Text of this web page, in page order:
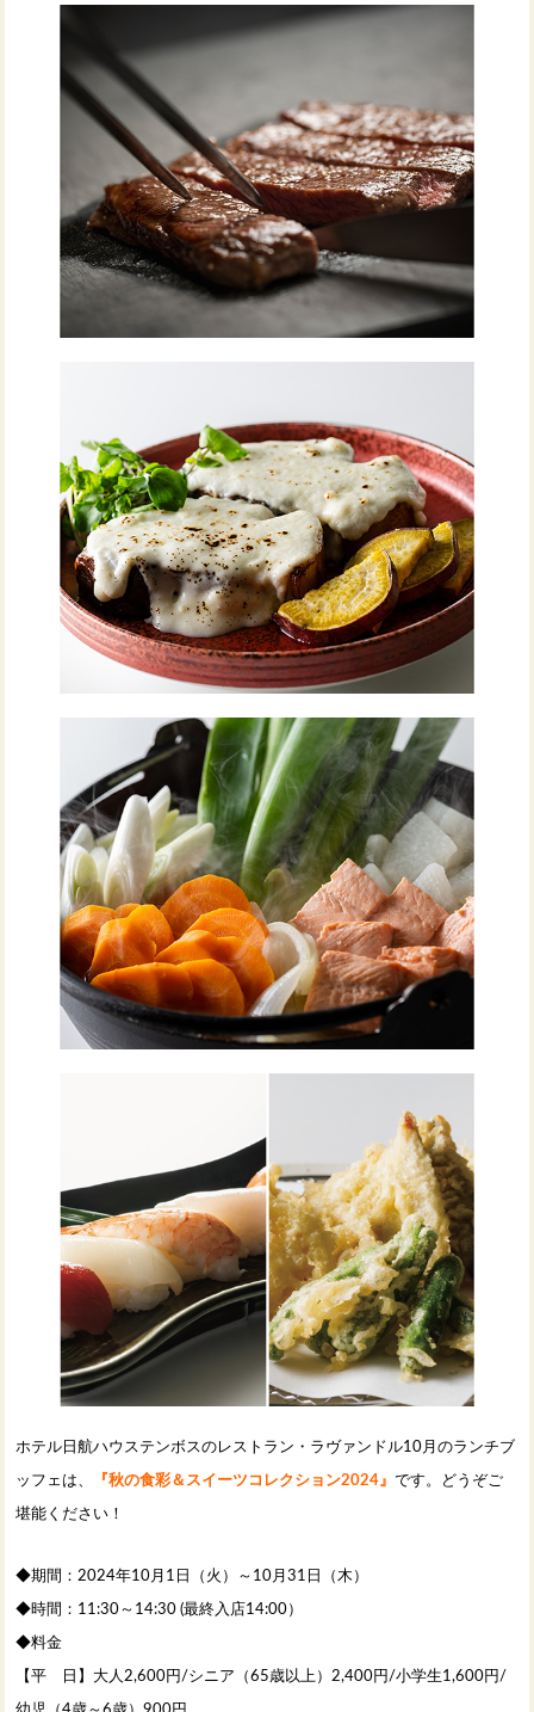
ホテル日航ハウステンボスのレストラン・ラヴァンドル10月のランチブ
ッフェは、
『秋の食彩＆スイーツコレクション2024』です。どうぞご
堪能ください！
◆期間：2024年10月1日（火）～10月31日（木）
◆時間：11:30～14:30 (最終入店14:00）
◆料金
【平 日】大人2,600円/シニア（65歳以上）2,400円/小学生1,600円/